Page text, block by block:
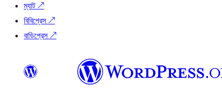
ম্যাট ↗
বিবিপ্রেস ↗
বাডিপ্রেস ↗